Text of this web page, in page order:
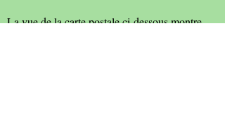
La vue de la carte postale ci-dessous montre